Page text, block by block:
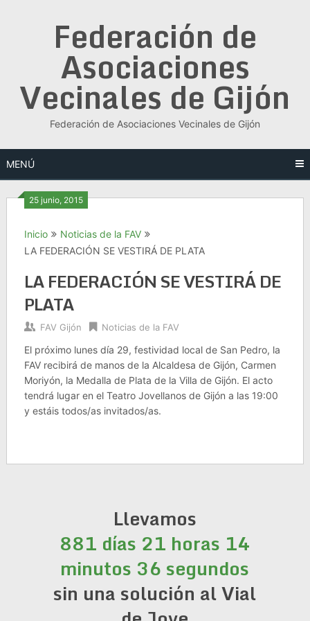
Federación de
Asociaciones
Vecinales de Gijón
Federación de Asociaciones Vecinales de Gijón
MENÚ
25 junio, 2015
Inicio
Noticias de la FAV
LA FEDERACIÓN SE VESTIRÁ DE PLATA
LA FEDERACIÓN SE VESTIRÁ DE
PLATA
FAV Gijón Noticias de la FAV
El próximo lunes día 29, festividad local de San Pedro, la
FAV recibirá de manos de la Alcaldesa de Gijón, Carmen
Moriyón, la Medalla de Plata de la Villa de Gijón. El acto
tendrá lugar en el Teatro Jovellanos de Gijón a las 19:00
y estáis todos/as invitados/as.
Llevamos
881 días 21 horas 14
minutos 36 segundos
sin una solución al Vial